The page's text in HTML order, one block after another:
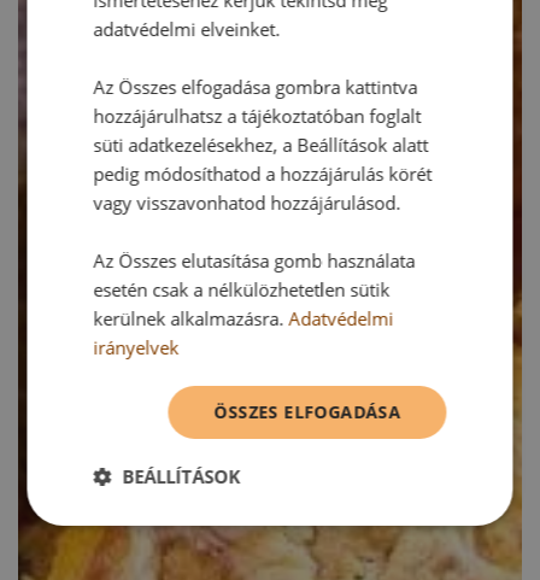
adatvédelmi elveinket.
Az Összes elfogadása gombra kattintva
hozzájárulhatsz a tájékoztatóban foglalt
süti adatkezelésekhez, a Beállítások alatt
pedig módosíthatod a hozzájárulás körét
vagy visszavonhatod hozzájárulásod.
Az Összes elutasítása gomb használata
esetén csak a nélkülözhetetlen sütik
kerülnek alkalmazásra.Adatvédelmi
irányelvek
ÖSSZES ELFOGADÁSA
BEÁLLÍTÁSOK